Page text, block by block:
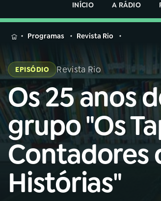
INÍCIO
A RÁDIO
MENU
Buscar
na
Rádio
Nacional
AO VIVO
01INÍCIO
02A RÁDIO
na
Rádio
Nacional
Programas Revista Rio
EPISÓDIO Revista Rio
Os 25 anos
grupo "Os
Contadores
Histórias"